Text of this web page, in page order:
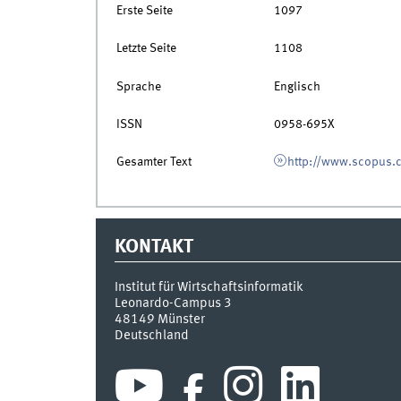
Erste Seite 1097
Letzte Seite 1108
Sprache Englisch
ISSN 0958-695X
Gesamter Text http://
KONTAKT
Institut für Wirtschaftsinformatik
Leonardo-Campus 3
48149 Münster
Deutschland